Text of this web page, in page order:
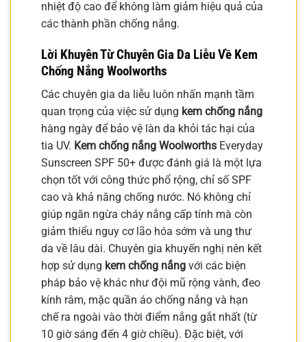
nhiệt độ cao để không làm giảm hiệu quả của
các thành phần chống nắng.
Lời Khuyên Từ Chuyên Gia Da Liễu Về Kem
Chống Nắng Woolworths
Các chuyên gia da liễu luôn nhấn mạnh tầm
quan trọng của việc sử dụng kem chống nắng
hàng ngày để bảo vệ làn da khỏi tác hại của
tia UV. Kem chống nắng Woolworths Everyday
Sunscreen SPF 50+ được đánh giá là một lựa
chọn tốt với công thức phổ rộng, chỉ số SPF
cao và khả năng chống nước. Nó không chỉ
giúp ngăn ngừa cháy nắng cấp tính mà còn
giảm thiểu nguy cơ lão hóa sớm và ung thư
da về lâu dài. Chuyên gia khuyến nghị nên kết
hợp sử dụng kem chống nắng với các biện
pháp bảo vệ khác như đội mũ rộng vành, đeo
kính râm, mặc quần áo chống nắng và hạn
chế ra ngoài vào thời điểm nắng gắt nhất (từ
10 giờ sáng đến 4 giờ chiều). Đặc biệt, với